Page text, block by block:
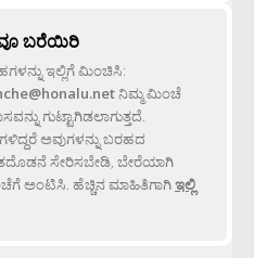
ಬರೆಯಿರಿ
ಇಲ್ಲಿಗೆ ಮಿಂಚಿಸಿ:
ನಿಮ್ಮ ಮಿಂಚೆ
ಗುಟ್ಟಾಗಿಡಲಾಗುತ್ತದೆ.
ಅವುಗಳನ್ನು ಬರಹದ
ಸೇರಿಸಬೇಡಿ, ಬೇರೆಯಾಗಿ
ಅಂಟಿಸಿ. ಹೆಚ್ಚಿನ ಮಾಹಿತಿಗಾಗಿಇಲ್ಲಿ